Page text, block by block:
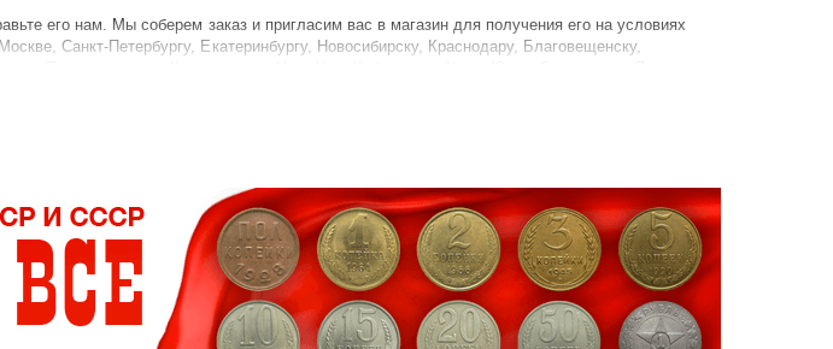
его нам. Мы соберем заказ и пригласим вас в магазин для получения его на условиях
Санкт-Петербургу, Екатеринбургу, Новосибирску, Краснодару, Благовещенску,